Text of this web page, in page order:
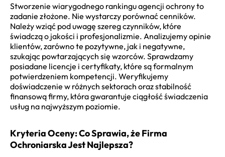
Stworzenie wiarygodnego rankingu agencji ochrony to
zadanie złożone. Nie wystarczy porównać cenników.
Należy wziąć pod uwagę szereg czynników, które
świadczą o jakości i profesjonalizmie. Analizujemy opinie
klientów, zarówno te pozytywne, jak i negatywne,
szukając powtarzających się wzorców. Sprawdzamy
posiadane licencje i certyfikaty, które są formalnym
potwierdzeniem kompetencji. Weryfikujemy
doświadczenie w różnych sektorach oraz stabilność
finansową firmy, która gwarantuje ciągłość świadczenia
usług na najwyższym poziomie.
Kryteria Oceny: Co Sprawia, że Firma
Ochroniarska Jest Najlepsza?